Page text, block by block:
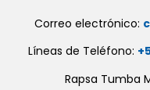
Correo electrónico:
Líneas de Teléfono:
Rapsa Tumba